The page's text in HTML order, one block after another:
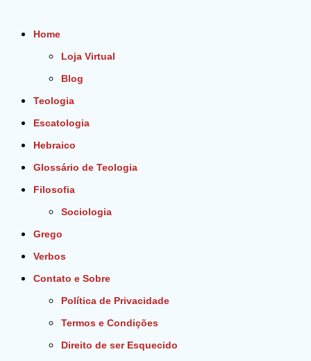
Home
Loja Virtual
Blog
Teologia
Escatologia
Hebraico
Glossário de Teologia
Filosofia
Sociologia
Grego
Verbos
Contato e Sobre
Política de Privacidade
Termos e Condições
Direito de ser Esquecido